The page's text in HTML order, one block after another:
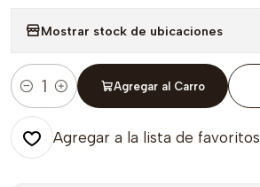
Mostrar stock de ubicaciones
Cantidad
Agregar al Carro
Agregar a la lista de favoritos